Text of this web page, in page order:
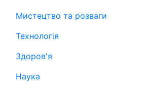
Мистецтво та розваги
Технологія
Здоров'я
Наука